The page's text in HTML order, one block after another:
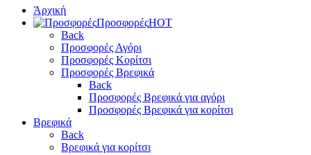
Άρχική
ΠροσφορέςHOT
Back
Προσφορές Αγόρι
Προσφορές Κορίτσι
Προσφορές Βρεφικά
Back
Προσφορές Βρεφικά για αγόρι
Προσφορές Βρεφικά για κορίτσι
Βρεφικά
Back
Βρεφικά για κορίτσι